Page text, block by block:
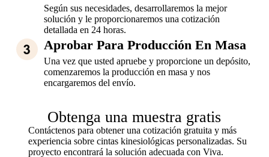
Según sus necesidades, desarrollaremos la mejor
solución y le proporcionaremos una cotización
detallada en 24 horas.
Aprobar Para Producción En Masa
Una vez que usted apruebe y proporcione un depósito,
comenzaremos la producción en masa y nos
encargaremos del envío.
Obtenga una muestra gratis
Contáctenos para obtener una cotización gratuita y más
experiencia sobre cintas kinesiológicas personalizadas. Su
proyecto encontrará la solución adecuada con Viva.